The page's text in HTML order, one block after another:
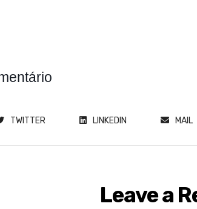
TWITTER LINKEDIN MAIL
Leave a